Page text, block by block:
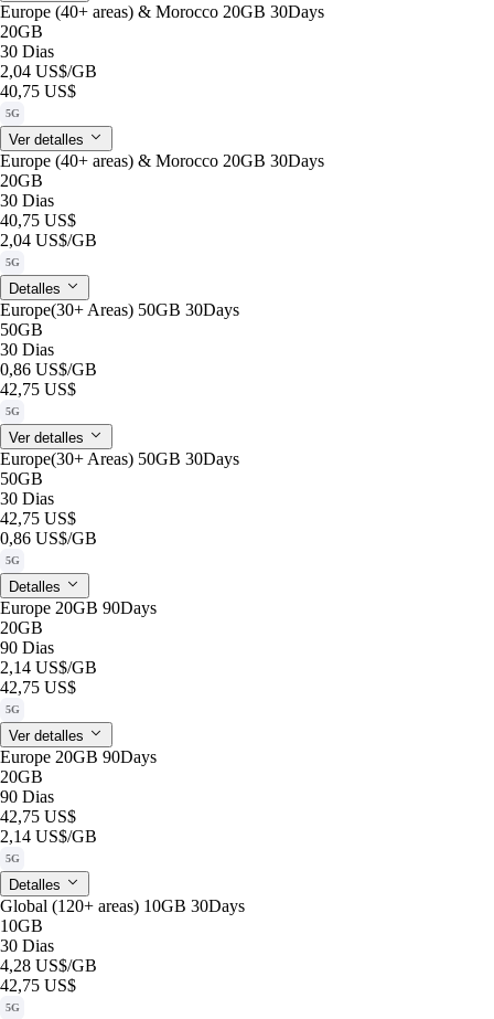
Europe (40+ areas) & Morocco 20GB 30Days
20GB
30 Dias
2,04 US$/GB
40,75 US$
5G
Ver detalles
Europe (40+ areas) & Morocco 20GB 30Days
20GB
30 Dias
40,75 US$
2,04 US$/GB
5G
Detalles
Europe(30+ Areas) 50GB 30Days
50GB
30 Dias
0,86 US$/GB
42,75 US$
5G
Ver detalles
Europe(30+ Areas) 50GB 30Days
50GB
30 Dias
42,75 US$
0,86 US$/GB
5G
Detalles
Europe 20GB 90Days
20GB
90 Dias
2,14 US$/GB
42,75 US$
5G
Ver detalles
Europe 20GB 90Days
20GB
90 Dias
42,75 US$
2,14 US$/GB
5G
Detalles
Global (120+ areas) 10GB 30Days
10GB
30 Dias
4,28 US$/GB
42,75 US$
5G